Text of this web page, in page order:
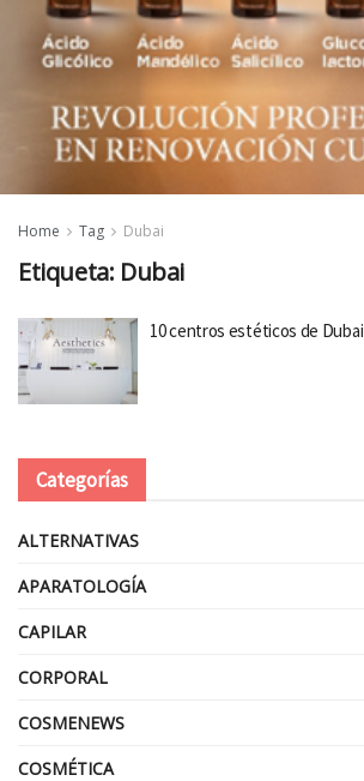
Home Tag Dubai
Etiqueta: Dubai
10 centros estéticos de Dubai
Categorías
ALTERNATIVAS
APARATOLOGÍA
CAPILAR
CORPORAL
COSMENEWS
COSMÉTICA